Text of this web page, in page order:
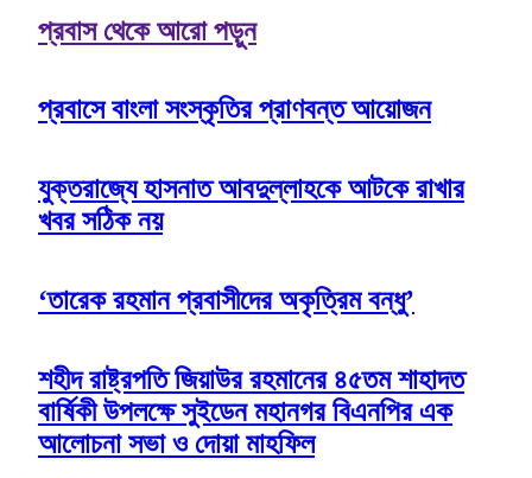
প্রবাস থেকে আরো পড়ুন
প্রবাসে বাংলা সংস্কৃতির প্রাণবন্ত আয়োজন
যুক্তরাজ্যে হাসনাত আবদুল্লাহকে আটকে রাখার
খবর সঠিক নয়
‘তারেক রহমান প্রবাসীদের অকৃত্রিম বন্ধু’
শহীদ রাষ্ট্রপতি জিয়াউর রহমানের ৪৫তম শাহাদত
বার্ষিকী উপলক্ষে সুইডেন মহানগর বিএনপির এক
আলোচনা সভা ও দোয়া মাহফিল